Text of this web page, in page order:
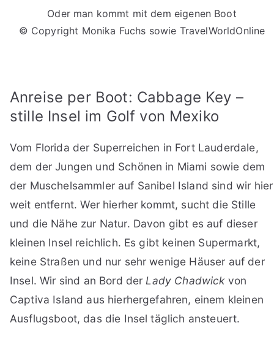
Oder man kommt mit dem eigenen Boot
© Copyright Monika Fuchs sowie TravelWorldOnline
Anreise per Boot: Cabbage Key –
stille Insel im Golf von Mexiko
Vom Florida der Superreichen in Fort Lauderdale,
dem der Jungen und Schönen in Miami sowie dem
der Muschelsammler auf Sanibel Island sind wir hier
weit entfernt. Wer hierher kommt, sucht die Stille
und die Nähe zur Natur. Davon gibt es auf dieser
kleinen Insel reichlich. Es gibt keinen Supermarkt,
keine Straßen und nur sehr wenige Häuser auf der
Insel. Wir sind an Bord derLady Chadwickvon
Captiva Island aus hierhergefahren, einem kleinen
Ausflugsboot, das die Insel täglich ansteuert.